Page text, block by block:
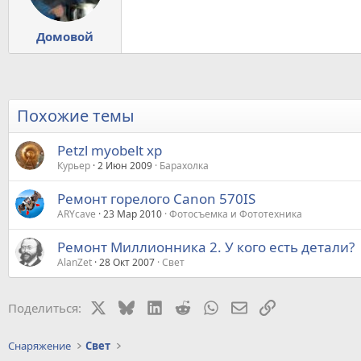
Домовой
Похожие темы
Petzl myobelt xp
Курьер 2 Июн 2009 Барахолка
Ремонт горелого Canon 570IS
ARYсave 23 Мар 2010 Фотосъемка и Фототехника
Ремонт Миллионника 2. У кого есть детали?
AlanZet 28 Окт 2007 Свет
Поделиться: BlueskyLinkedIn
Reddit WhatsApp
Электронная почта
Ссылка
Снаряжение Свет